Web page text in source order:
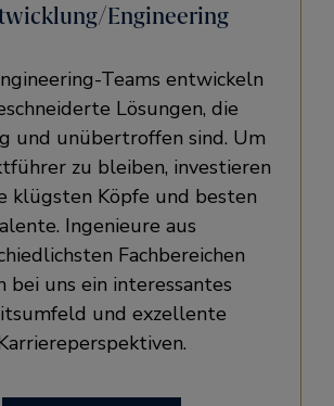
Engineering
Teams entwickeln
Lösungen, die
und unübertroffen sind. Um
zu bleiben, investieren
klügsten Köpfe und besten
Ingenieure aus
Fachbereichen
bei uns ein interessantes
und exzellente